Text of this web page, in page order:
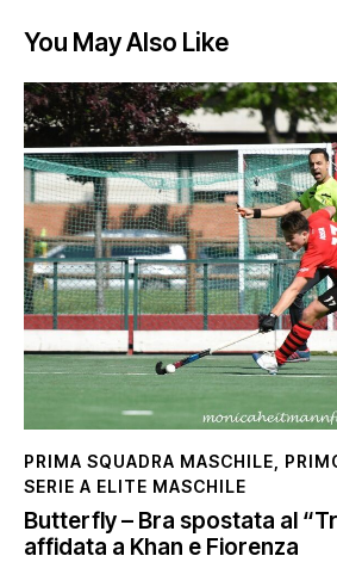
You May Also Like
PRIMA SQUADRA MASCHILE
SERIE A ELITE MASCHILE
Butterfly – Bra spostata al
affidata a Khan e Fiorenza